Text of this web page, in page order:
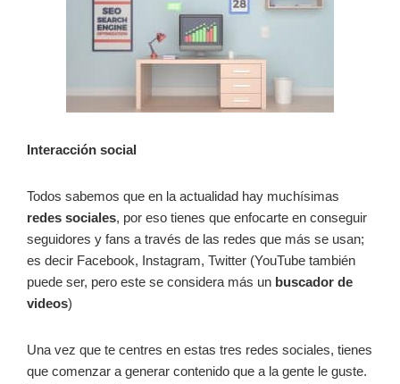
Interacción social
Todos sabemos que en la actualidad hay muchísimas
redes sociales, por eso tienes que enfocarte en conseguir
seguidores y fans a través de las redes que más se usan;
es decir Facebook, Instagram, Twitter (YouTube también
puede ser, pero este se considera más un buscador de
videos)
Una vez que te centres en estas tres redes sociales, tienes
que comenzar a generar contenido que a la gente le guste.